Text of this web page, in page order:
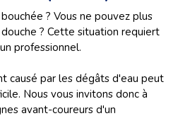
? Vous ne pouvez plus
? Cette situation requiert
professionnel.
causé par les dégâts d'eau peut
Nous vous invitons donc à
avant-coureurs d'un